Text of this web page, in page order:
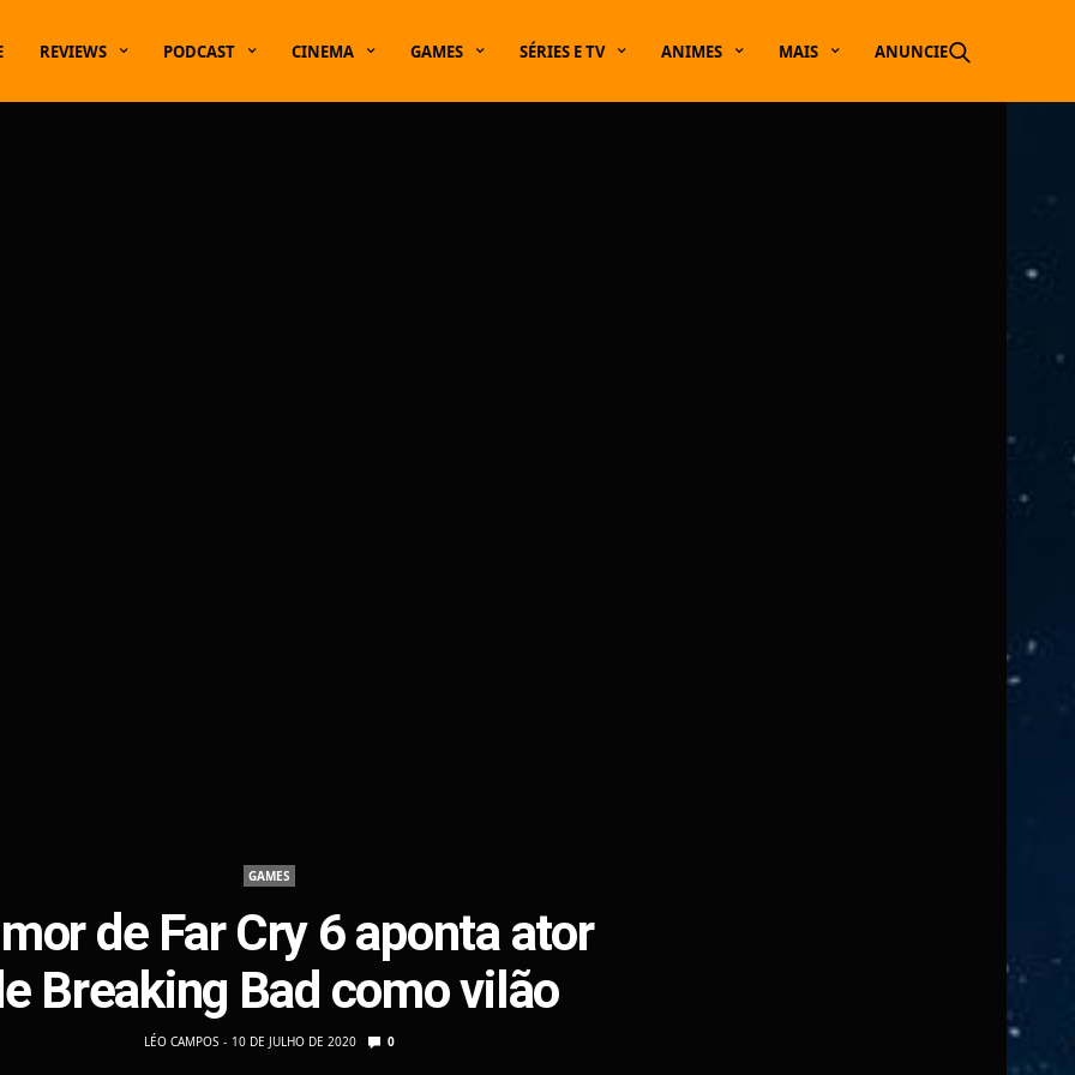
REVIEWS PODCAST CINEMA GAMES SÉRIES E TV ANIMES MAIS ANUNCIE
GAMES
de Far Cry 6 aponta ator
Breaking Bad como vilão
LÉO CAMPOS 10 DE JULHO DE 2020 0